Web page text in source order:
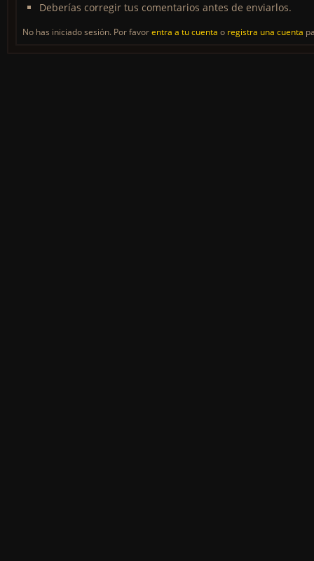
Deberías corregir tus comentarios antes de enviarlos.
No has iniciado sesión. Por favorentra a tu cuenta o registra una cuenta